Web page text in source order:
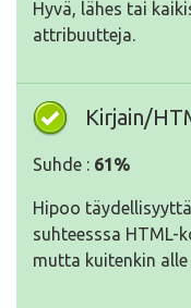
Hyvä, lähes tai
attribuutteja.
Kirjain/
Suhde : 61%
Hipoo
suhteesssa HTML-
mutta kuitenkin